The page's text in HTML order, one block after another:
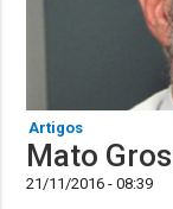
Artigos
Mato
21/11/2016 - 08:39